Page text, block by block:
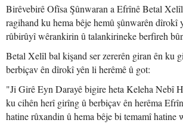
Birêvebirê Ofîsa Şûnwaran a Efrînê Betal
ragihand ku hema bêje hemû şûnwarên dîrokî
rûbirûyî wêrankirin û talankirineke berfireh
Betal Xelîl bal kişand ser zererên giran ên ku
berbiçav ên dîrokî yên li herêmê û got:
"Ji Girê Eyn Darayê bigire heta Keleha Nebî
ku cihên herî girîng û berbiçav ên herêma
hatine rûxandin û hema bêje bi temamî hatine